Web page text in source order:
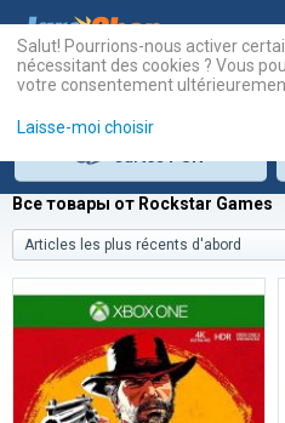
Все товары от Rockstar Games
Articles les plus récents d'abord
Salut! Pourrions-nous activer
nécessitant des cookies ? Vous
votre consentement
Laisse-moi choisir